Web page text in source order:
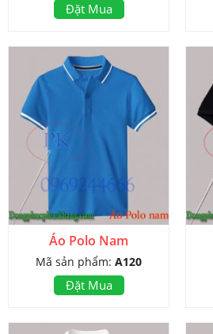
Đặt Mua
Áo Polo Nam
Mã sản phẩm: A120
Đặt Mua